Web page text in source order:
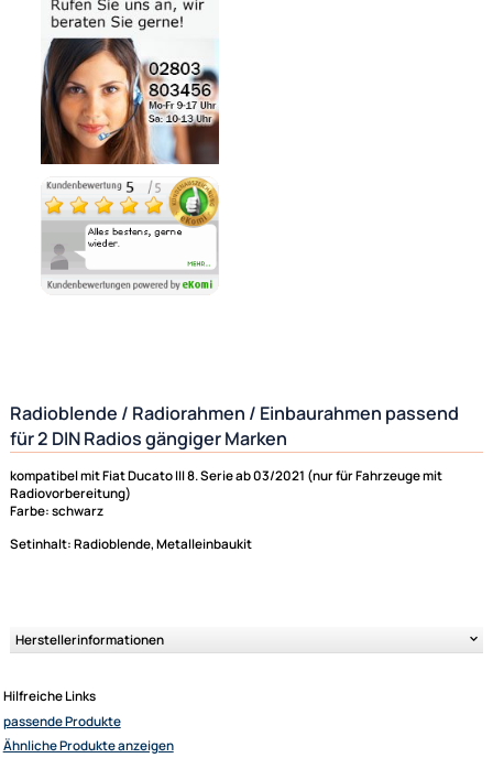
für 2 DIN Radios gängiger Marken
kompatibel mit Fiat Ducato III 8. Serie ab 03/2021 (nur für Fahrzeuge mit
Radiovorbereitung)
Farbe: schwarz
Bezahlmöglichkeiten
Auf Lager
Lieferzeit 1 - 3 Tage
Ähnliche Produkte anzeigen